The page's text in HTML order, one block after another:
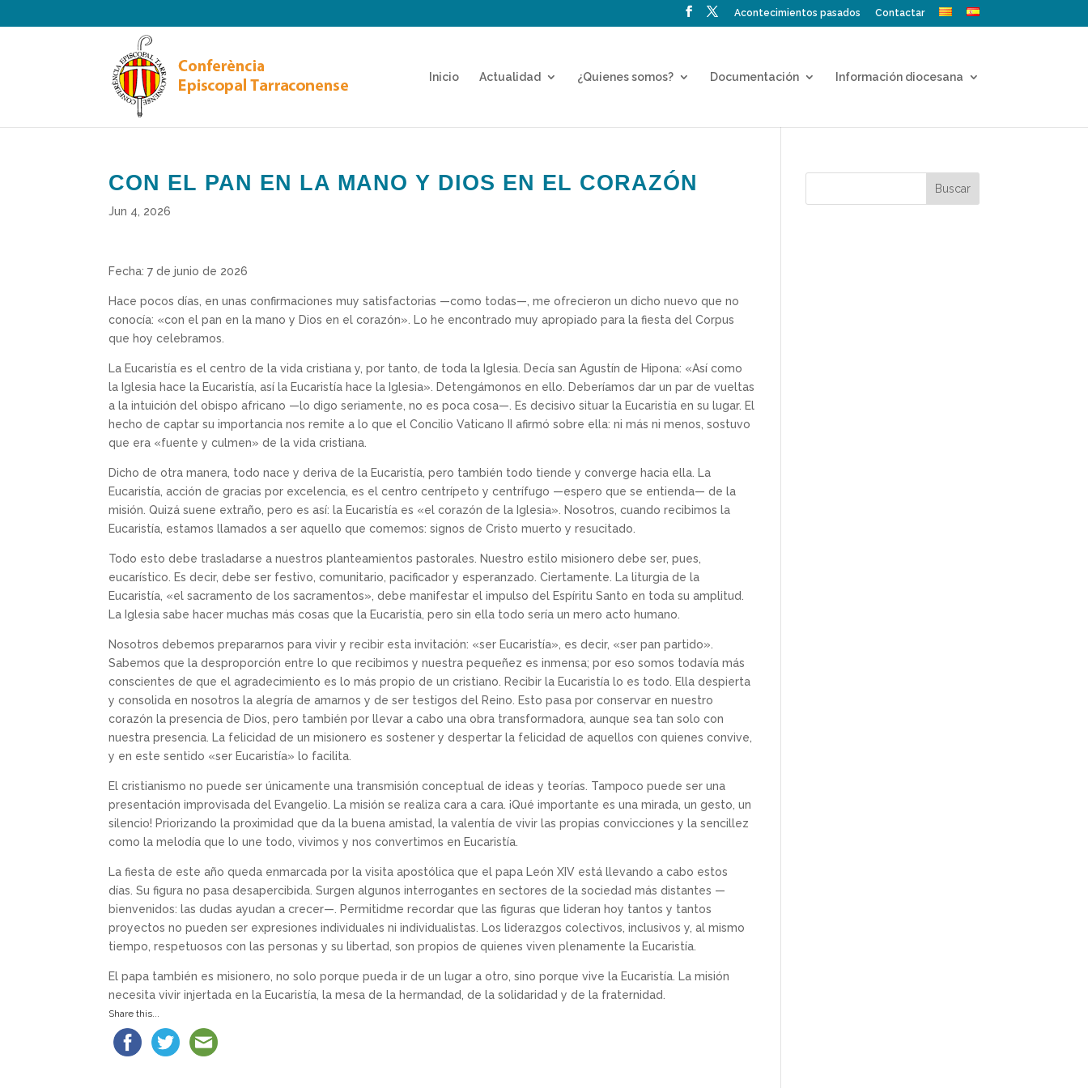
Acontecimientos pasados Contactar
Inicio Actualidad ¿Quienes somos? Documentación Información diocesana
CON EL PAN EN LA MANO Y DIOS EN EL CORAZÓN
Jun 4, 2026
Fecha: 7 de junio de 2026
Hace pocos días, en unas confirmaciones muy satisfactorias —como todas—, me ofrecieron un dicho nuevo que no
conocía: «con el pan en la mano y Dios en el corazón». Lo he encontrado muy apropiado para la fiesta del Corpus
que hoy celebramos.
La Eucaristía es el centro de la vida cristiana y, por tanto, de toda la Iglesia. Decía san Agustín de Hipona: «Así como
la Iglesia hace la Eucaristía, así la Eucaristía hace la Iglesia». Detengámonos en ello. Deberíamos dar un par de vueltas
a la intuición del obispo africano —lo digo seriamente, no es poca cosa—. Es decisivo situar la Eucaristía en su lugar. El
hecho de captar su importancia nos remite a lo que el Concilio Vaticano II afirmó sobre ella: ni más ni menos, sostuvo
que era «fuente y culmen» de la vida cristiana.
Dicho de otra manera, todo nace y deriva de la Eucaristía, pero también todo tiende y converge hacia ella. La
Eucaristía, acción de gracias por excelencia, es el centro centrípeto y centrífugo —espero que se entienda— de la
misión. Quizá suene extraño, pero es así: la Eucaristía es «el corazón de la Iglesia». Nosotros, cuando recibimos la
Eucaristía, estamos llamados a ser aquello que comemos: signos de Cristo muerto y resucitado.
Todo esto debe trasladarse a nuestros planteamientos pastorales. Nuestro estilo misionero debe ser, pues,
eucarístico. Es decir, debe ser festivo, comunitario, pacificador y esperanzado. Ciertamente. La liturgia de la
Eucaristía, «el sacramento de los sacramentos», debe manifestar el impulso del Espíritu Santo en toda su amplitud.
La Iglesia sabe hacer muchas más cosas que la Eucaristía, pero sin ella todo sería un mero acto humano.
Nosotros debemos prepararnos para vivir y recibir esta invitación: «ser Eucaristía», es decir, «ser pan partido».
Sabemos que la desproporción entre lo que recibimos y nuestra pequeñez es inmensa; por eso somos todavía más
conscientes de que el agradecimiento es lo más propio de un cristiano. Recibir la Eucaristía lo es todo. Ella despierta
y consolida en nosotros la alegría de amarnos y de ser testigos del Reino. Esto pasa por conservar en nuestro
corazón la presencia de Dios, pero también por llevar a cabo una obra transformadora, aunque sea tan solo con
nuestra presencia. La felicidad de un misionero es sostener y despertar la felicidad de aquellos con quienes convive,
y en este sentido «ser Eucaristía» lo facilita.
El cristianismo no puede ser únicamente una transmisión conceptual de ideas y teorías. Tampoco puede ser una
presentación improvisada del Evangelio. La misión se realiza cara a cara. ¡Qué importante es una mirada, un gesto, un
silencio! Priorizando la proximidad que da la buena amistad, la valentía de vivir las propias convicciones y la sencillez
como la melodía que lo une todo, vivimos y nos convertimos en Eucaristía.
La fiesta de este año queda enmarcada por la visita apostólica que el papa León XIV está llevando a cabo estos
días. Su figura no pasa desapercibida. Surgen algunos interrogantes en sectores de la sociedad más distantes —
bienvenidos: las dudas ayudan a crecer—. Permitidme recordar que las figuras que lideran hoy tantos y tantos
proyectos no pueden ser expresiones individuales ni individualistas. Los liderazgos colectivos, inclusivos y, al mismo
tiempo, respetuosos con las personas y su libertad, son propios de quienes viven plenamente la Eucaristía.
El papa también es misionero, no solo porque pueda ir de un lugar a otro, sino porque vive la Eucaristía. La misión
necesita vivir injertada en la Eucaristía, la mesa de la hermandad, de la solidaridad y de la fraternidad.
Share this...